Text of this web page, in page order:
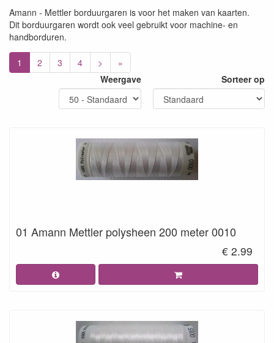
Amann - Mettler borduurgaren is voor het maken van kaarten.
Dit borduurgaren wordt ook veel gebruikt voor machine- en
handborduren.
1 2 3 4 >
»
Weergave
Sorteer op
01 Amann Mettler polysheen 200 meter 0010
€ 2.99